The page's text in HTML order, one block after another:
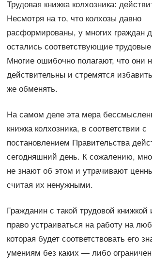
Трудовая книжка колхозника:
Несмотря на то, что колхозы давно
расформированы, у многих граждан
остались соответствующие
Многие ошибочно полагают, что они
действительны и стремятся
же обменять.
На самом деле эта мера
книжка колхозника, в соответствии с
постановлением Правительства
сегодняшний день. К сожалению,
не знают об этом и утрачивают
считая их ненужными.
Гражданин с такой трудовой книжкой
право устраиваться на работу на
которая будет соответствовать его
умениям без каких — либо